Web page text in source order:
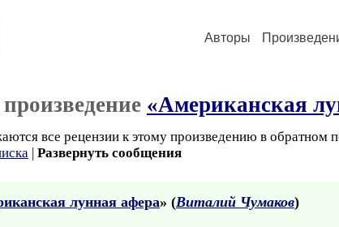
Авторы
«Американская
все рецензии к этому произведению в обратном
| Развернуть сообщения
лунная афера» (Виталий Чумаков)